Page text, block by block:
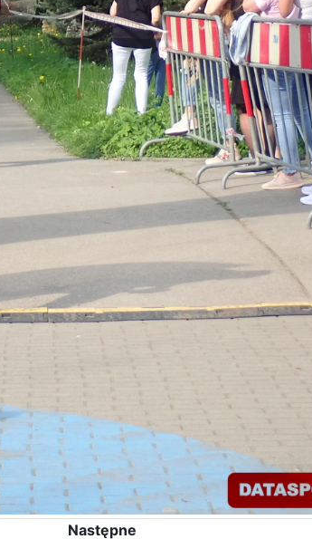
Następne